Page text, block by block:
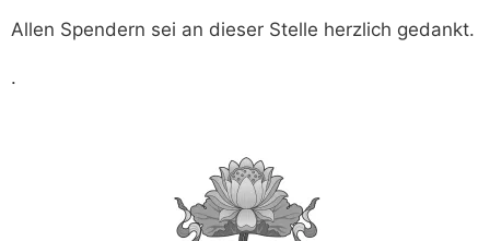
Allen Spendern sei an dieser Stelle herzlich gedankt.
.